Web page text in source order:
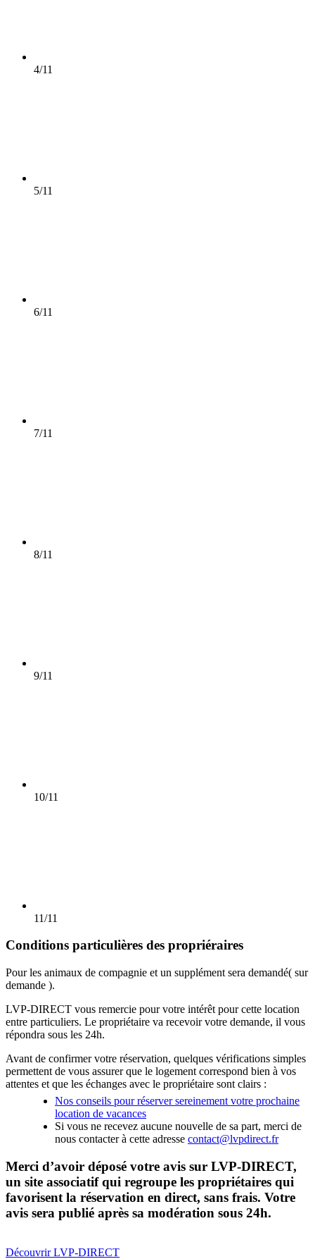
4/11
5/11
6/11
7/11
8/11
9/11
10/11
11/11
Conditions particulières des propriéraires
Pour les animaux de compagnie et un supplément sera demandé( sur
demande ).
LVP-DIRECT vous remercie pour votre intérêt pour cette location
entre particuliers. Le propriétaire va recevoir votre demande, il vous
répondra sous les 24h.
Avant de confirmer votre réservation, quelques vérifications simples
permettent de vous assurer que le logement correspond bien à vos
attentes et que les échanges avec le propriétaire sont clairs :
Nos conseils pour réserver sereinement votre prochaine
location de vacances
Si vous ne recevez aucune nouvelle de sa part, merci de
nous contacter à cette adresse contact@lvpdirect.fr
Merci d’avoir déposé votre avis sur LVP-DIRECT,
un site associatif qui regroupe les propriétaires qui
favorisent la réservation en direct, sans frais. Votre
avis sera publié après sa modération sous 24h.
Découvrir LVP-DIRECT